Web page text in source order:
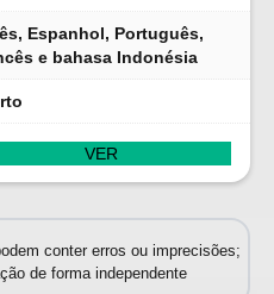
Espanhol, Português,
e bahasa Indonésia
VER
conter erros ou imprecisões;
de forma independente